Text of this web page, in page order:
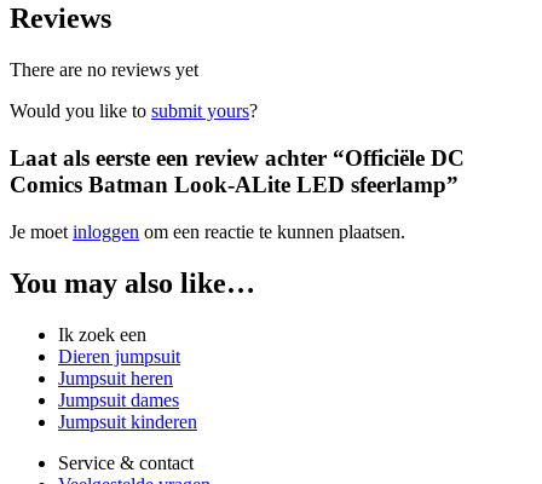
Reviews
There are no reviews yet
Would you like to submit yours?
Laat als eerste een review achter “Officiële DC
Comics Batman Look-ALite LED sfeerlamp”
Je moet inloggen om een reactie te kunnen plaatsen.
You may also like…
Ik zoek een
Dieren jumpsuit
Jumpsuit heren
Jumpsuit dames
Jumpsuit kinderen
Service & contact